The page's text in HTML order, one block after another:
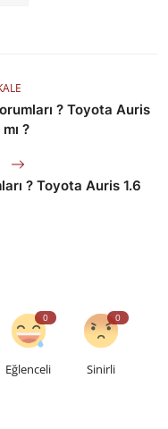
? Toyota Auris
?
? Toyota Auris 1.6
0
Eğlenceli
0
Sinirli